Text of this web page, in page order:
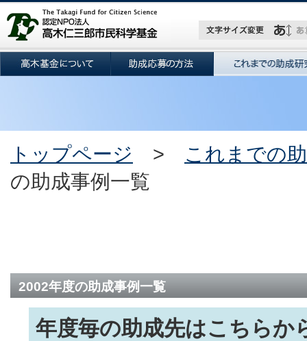
トップページ > これまでの
の助成事例一覧
2002年度の助成事例一覧
年度毎の助成先はこちらか